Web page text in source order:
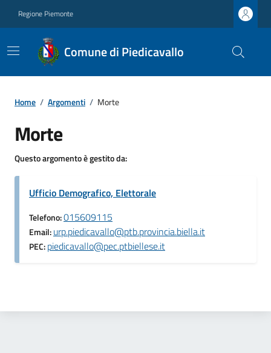
Regione Piemonte
Comune di Piedicavallo
Home / Argomenti / Morte
Morte
Questo argomento è gestito da:
Ufficio Demografico, Elettorale
Telefono:015609115
Email:urp.piedicavallo@ptb.provincia.biella.it
PEC:piedicavallo@pec.ptbiellese.it